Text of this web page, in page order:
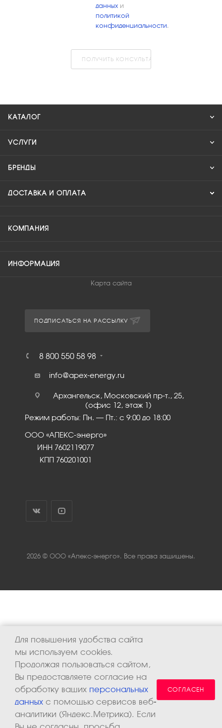
данных и
политикой
конфиденциальности.
ПОЛУЧИТЬ КОНСУЛЬТАЦИЮ
КАТАЛОГ
УСЛУГИ
БРЕНДЫ
ДОСТАВКА И ОПЛАТА
КОМПАНИЯ
ИНФОРМАЦИЯ
Карта сайта
ПОДПИСАТЬСЯ НА РАССЫЛКУ
8 800 550 58 98
info@apex-energy.ru
Архангельск, Московский пр-т., 25,
(офис 12, этаж 1)
Режим работы: Пн. – Пт.: с 9:00 до 18:00
ООО «АПЕКС-энерго»
ИНН 7602119077
КПП 760201001
2026 © ООО «Апекс-энерго». Все права защищены.
Для повышения удобства сайта
мы используем cookies.
Продолжая пользоваться сайтом,
Вы предоставляете согласие на
обработку ваших персональных
данных с помощью сервисов веб-
аналитики (Яндекс.Метрика). Если
СОГЛАСЕН